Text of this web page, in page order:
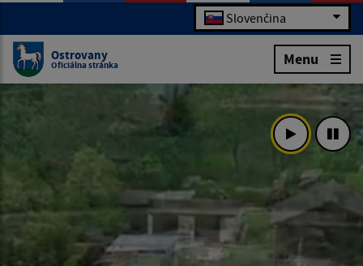
Slovenčina
Ostrovany
Oficiálna stránka Menu